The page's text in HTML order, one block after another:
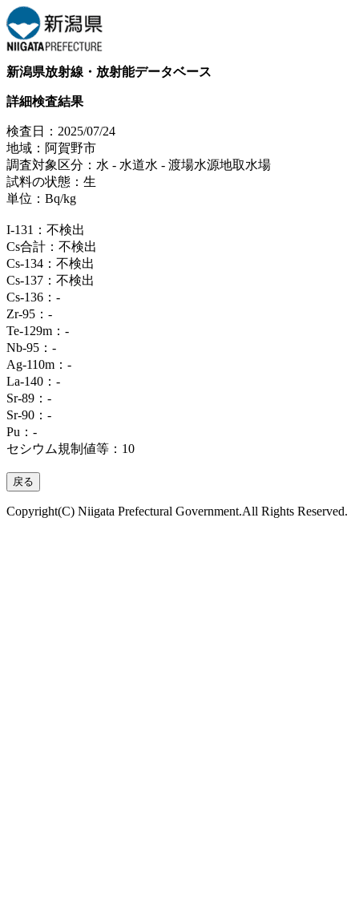
新潟県放射線・放射能データベース
詳細検査結果
検査日：2025/07/24
地域：阿賀野市
調査対象区分：水 ‐ 水道水 ‐ 渡場水源地取水場
試料の状態：生
単位：Bq/kg
I-131：不検出
Cs合計：不検出
Cs-134：不検出
Cs-137：不検出
Cs-136：‐
Zr-95：‐
Te-129m：‐
Nb-95：‐
Ag-110m：‐
La-140：‐
Sr-89：‐
Sr-90：‐
Pu：‐
セシウム規制値等：10
Copyright(C) Niigata Prefectural Government.All Rights Reserved.